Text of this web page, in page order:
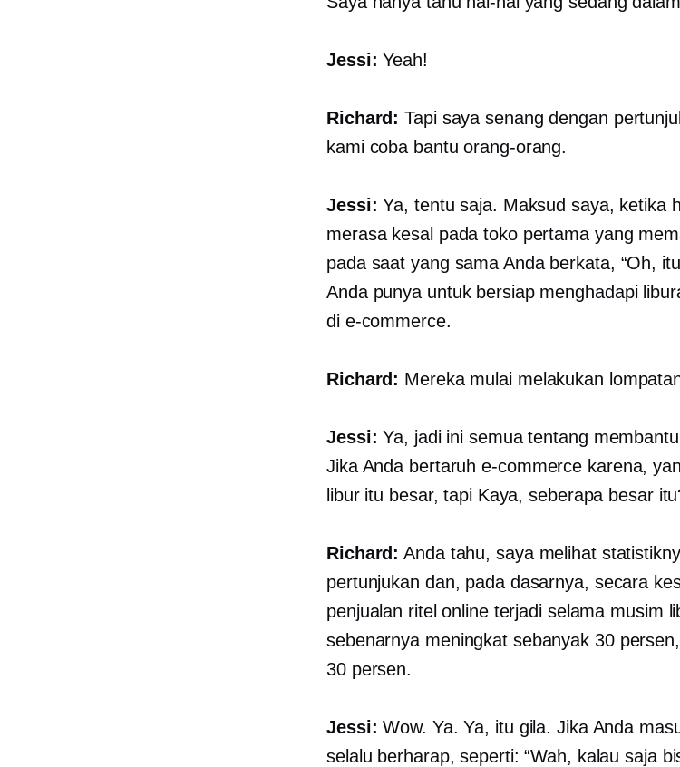
Jessi: Yeah!
Richard: Tapi saya senang dengan
kami coba bantu orang-orang.
Jessi: Ya, tentu saja. Maksud saya, ketika
merasa kesal pada toko pertama yang
pada saat yang sama Anda berkata, “Oh,
Anda punya untuk bersiap menghadapi
di e-commerce.
Richard: Mereka mulai melakukan
Jessi: Ya, jadi ini semua tentang
Jika Anda bertaruhe-commerce karena,
libur itu besar, tapi Kaya, seberapa besar
Richard: Anda tahu, saya melihat
pertunjukan dan, pada dasarnya, secara
penjualan ritel online terjadi selama musim
sebenarnya meningkat sebanyak 30
30 persen.
Jessi: Wow. Ya. Ya, itu gila. Jika Anda
selalu berharap, seperti: “Wah, kalau saja